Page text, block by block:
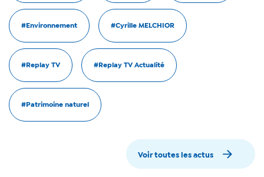
#Environnement #Cyrille MELCHIOR
#Replay TV #Replay TV Actualité
#Patrimoine naturel
Voir toutes les actus